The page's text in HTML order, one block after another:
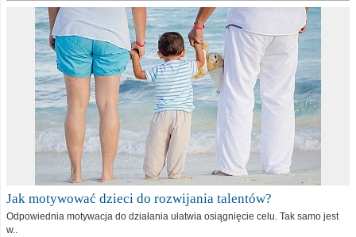
Jak motywować dzieci do rozwijania talentów?
Odpowiednia motywacja do działania ułatwia osiągnięcie celu. Tak samo jest
w..